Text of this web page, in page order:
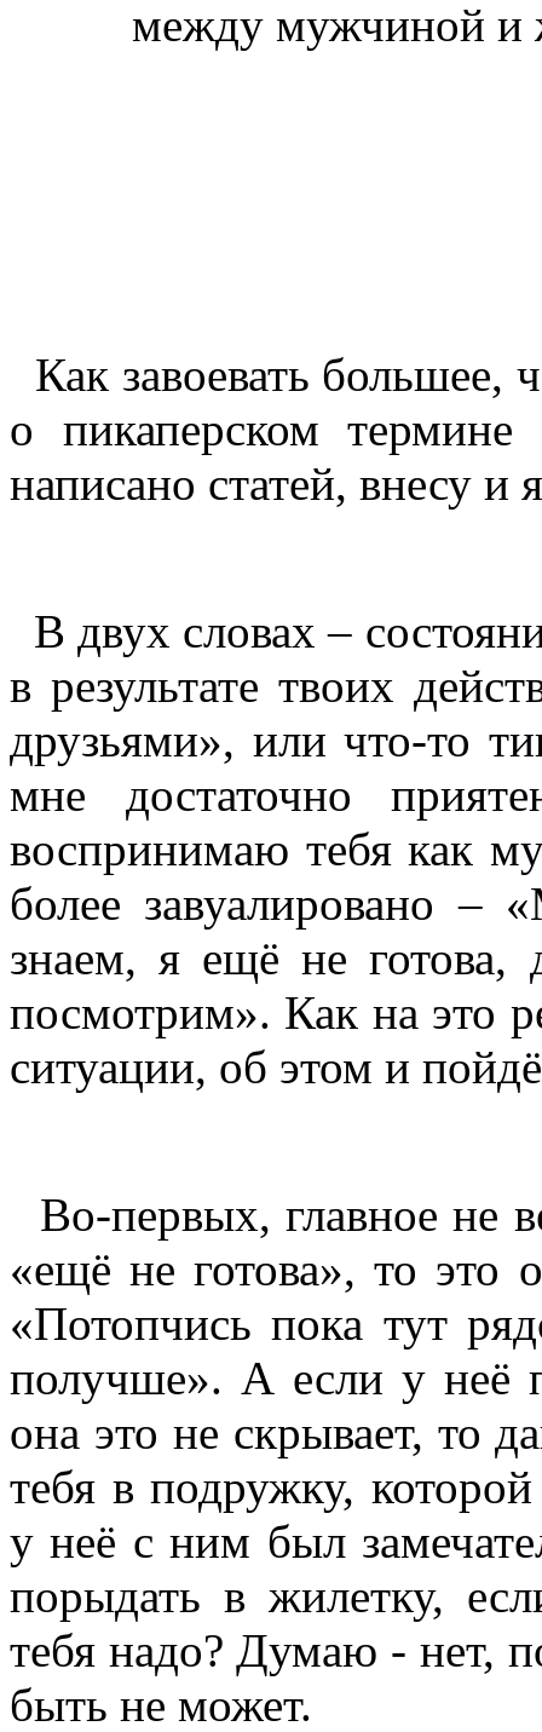
между мужчиной и
Как завоевать большее,
о пикаперском
написано статей, внесу и
В двух словах –
в результате твоих
друзьями», или что-то
мне достаточно
воспринимаю тебя как
более завуалировано
знаем, я ещё не
посмотрим». Как на это
ситуации, об этом и
Во-первых, главное не
«ещё не готова», то это
«Потопчись пока тут
получше». А если у неё
она это не скрывает, то
тебя в подружку,
у неё с ним был
порыдать в жилетку,
тебя надо? Думаю - нет,
быть не может.